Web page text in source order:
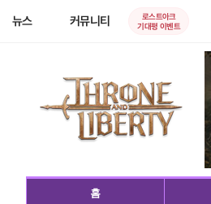
뉴스 커뮤니티
로스트아크
기대평 이벤트
홈